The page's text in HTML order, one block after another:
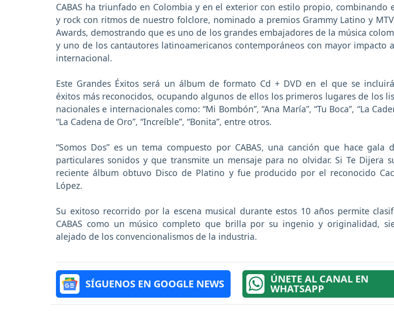
CABAS ha triunfado en Colombia y en el exterior con estilo propio, combinando
y rock con ritmos de nuestro folclore, nominado a premios Grammy Latino y
Awards, demostrando que es uno de los grandes embajadores de la música
y uno de los cantautores latinoamericanos contemporáneos con mayor impacto
internacional.
Este Grandes Éxitos será un álbum de formato Cd + DVD en el que se
éxitos más reconocidos, ocupando algunos de ellos los primeros lugares de los
nacionales e internacionales como: “Mi Bombón”, “Ana María”, “Tu Boca”, “La
“La Cadena de Oro”, “Increíble”, “Bonita”, entre otros.
“Somos Dos” es un tema compuesto por CABAS, una canción que hace gala
particulares sonidos y que transmite un mensaje para no olvidar. Si Te Dijera
reciente álbum obtuvo Disco de Platino y fue producido por el reconocido
López.
Su exitoso recorrido por la escena musical durante estos 10 años permite
CABAS como un músico completo que brilla por su ingenio y originalidad,
alejado de los convencionalismos de la industria.
SÍGUENOS EN GOOGLE NEWS ÚNETE AL CANAL EN
WHATSAPP